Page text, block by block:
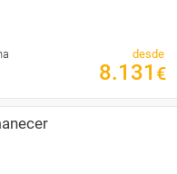
desde
8.131 €